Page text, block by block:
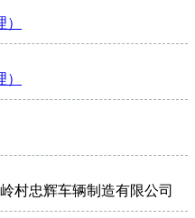
村忠辉车辆制造有限公司